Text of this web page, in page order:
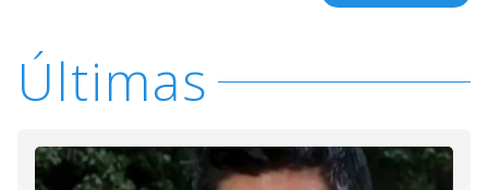
Últimas